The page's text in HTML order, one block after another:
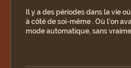
Il y a des périodes dans la vie
à côté de soi-même . Où l’on
mode automatique, sans